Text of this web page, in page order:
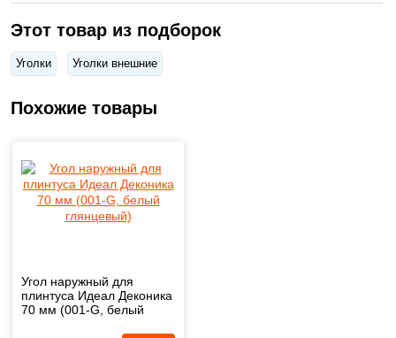
Этот товар из подборок
Уголки Уголки внешние
Похожие товары
Угол наружный для
плинтуса Идеал Деконика
70 мм (001-G, белый